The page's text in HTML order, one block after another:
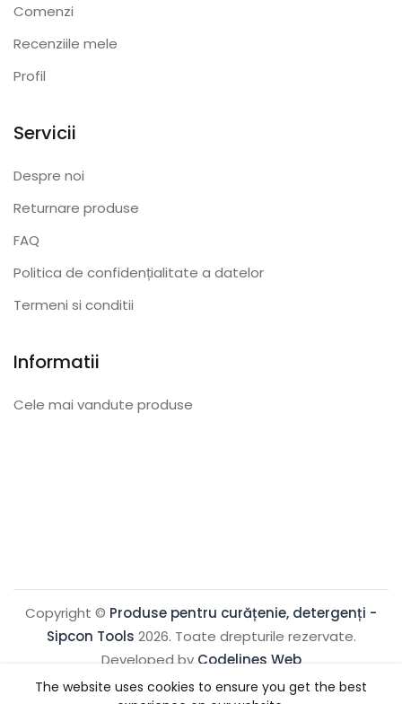
Comenzi
Recenziile mele
Profil
Servicii
Despre noi
Returnare produse
FAQ
Politica de confidențialitate a datelor
Termeni si conditii
Informatii
Cele mai vandute produse
Copyright © Produse pentru curățenie, detergenți -
Sipcon Tools 2026. Toate drepturile rezervate.
Developed by Codelines Web
The website uses cookies to ensure you get the best